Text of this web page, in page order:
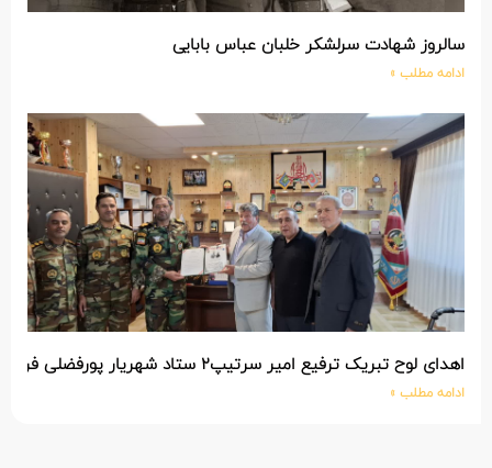
سالروز شهادت سرلشکر خلبان عباس بابایی
ادامه مطلب »
اهدای لوح تبریک ترفیع امیر سرتیپ۲ ستاد شهریار پورفضلی فرمانده تیپ ۳۶۴ شهید نصیرزاده نزاجا مستقر در مهاباد
ادامه مطلب »